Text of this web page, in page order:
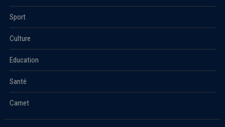
Sport
Culture
Education
Santé
Carnet